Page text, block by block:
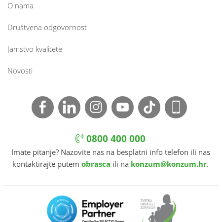
O nama
Društvena odgovornost
Jamstvo kvalitete
Novosti
0800 400 000
Imate pitanje? Nazovite nas na besplatni info telefon ili nas
kontaktirajte putem obrasca ili na konzum@konzum.hr.